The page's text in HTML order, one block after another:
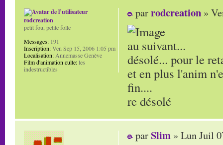
parrodcreation »
au suivant...
désolé... pour le
et en plus l'anim
fin....
re désolé
rodcreation
petit fou, petite folle
Messages: 191
Inscription:Ven Sep 15, 2006 1:05 pm
Localisation: Annemasse Genève
Film d'animation culte:les
indestructibles
parSlim » Lun Juil